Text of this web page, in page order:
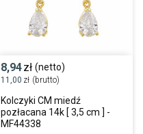
8,94zł (netto)
11,00 zł (brutto)
Kolczyki CM miedź
pozłacana 14k [ 3,5 cm ] -
MF44338